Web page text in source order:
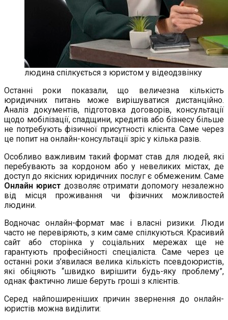
людина спілкується з юристом у відеодзвінку
Останні роки показали, що величезна кількість
юридичних питань може вирішуватися дистанційно.
Аналіз документів, підготовка договорів, консультації
щодо мобілізації, спадщини, кредитів або бізнесу більше
не потребують фізичної присутності клієнта. Саме через
це попит на онлайн-консультації зріс у кілька разів.
Особливо важливим такий формат став для людей, які
перебувають за кордоном або у невеликих містах, де
доступ до якісних юридичних послуг є обмеженим. Саме
Онлайн юрист дозволяє отримати допомогу незалежно
від місця проживання чи фізичних можливостей
людини.
Водночас онлайн-формат має і власні ризики. Люди
часто не перевіряють, з ким саме спілкуються. Красивий
сайт або сторінка у соціальних мережах ще не
гарантують професійності спеціаліста. Саме через це
останні роки з’явилася велика кількість псевдоюристів,
які обіцяють “швидко вирішити будь-яку проблему”,
однак фактично лише беруть гроші з клієнтів.
Серед найпоширеніших причин звернення до онлайн-
юристів можна виділити: